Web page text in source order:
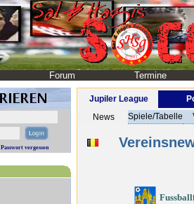
Forum Termine
Passwort vergessen
Jupiler League
News
Spiele/Tabelle